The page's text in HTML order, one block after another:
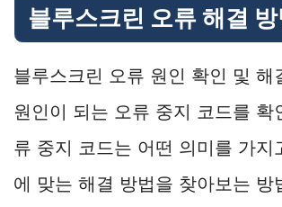
블루스크린 오류 해결 방
블루스크린 오류 원인 확인 및 해
원인이 되는 오류 중지 코드를 확
류 중지 코드는 어떤 의미를 가지
에 맞는 해결 방법을 찾아보는 방